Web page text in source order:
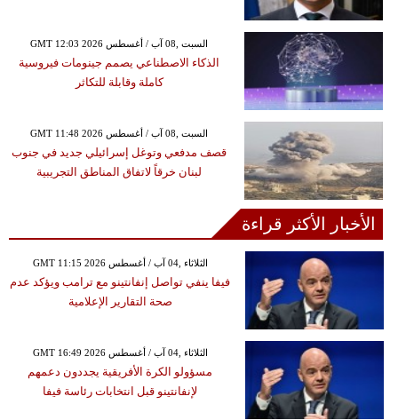
GMT 12:03 2026 السبت ,08 آب / أغسطس
الذكاء الاصطناعي يصمم جينومات فيروسية
كاملة وقابلة للتكاثر
GMT 11:48 2026 السبت ,08 آب / أغسطس
قصف مدفعي وتوغل إسرائيلي جديد في جنوب
لبنان خرقاً لاتفاق المناطق التجريبية
الأخبار الأكثر قراءة
GMT 11:15 2026 الثلاثاء ,04 آب / أغسطس
فيفا ينفي تواصل إنفانتينو مع ترامب ويؤكد عدم
صحة التقارير الإعلامية
GMT 16:49 2026 الثلاثاء ,04 آب / أغسطس
مسؤولو الكرة الأفريقية يجددون دعمهم
لإنفانتينو قبل انتخابات رئاسة فيفا